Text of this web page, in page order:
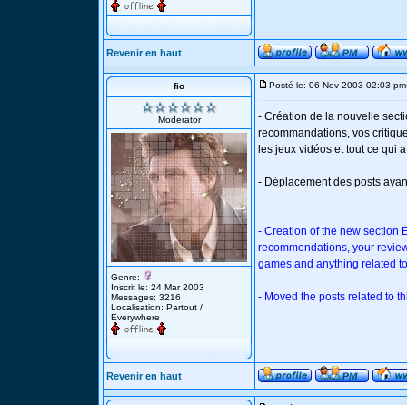
Revenir en haut
fio
Moderator
Genre:
Inscrit le: 24 Mar 2003
Messages: 3216
Localisation: Partout /
Everywhere
Posté le: 06 Nov 2003 02:03 pm
- Création de la nouvelle
recommandations, vos
les jeux vidéos et tout ce qui
- Déplacement des posts
- Creation of the new section
recommendations, your
games and anything related
- Moved the posts related to
Revenir en haut